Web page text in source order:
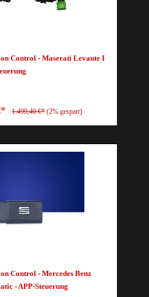
Control - Maserati Levante I
1.499,40 €* (2% gespart)
Control - Mercedes Benz
- APP-Steuerung